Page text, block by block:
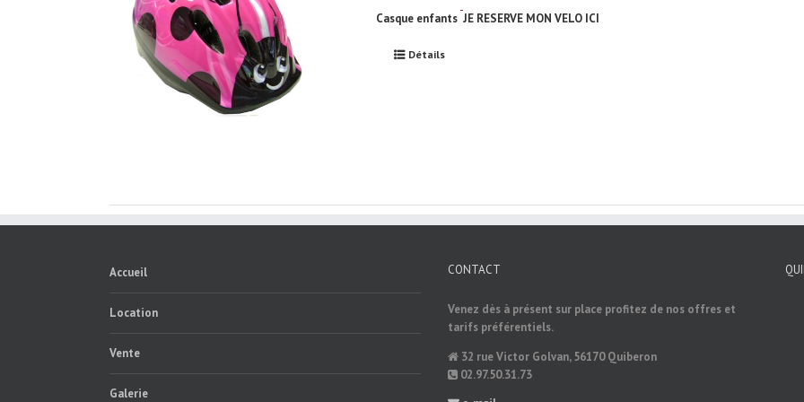
Casque enfants JE RESERVE MON VELO ICI
Détails
Accueil
Location
Vente
Galerie
CONTACT
Venez dès à présent sur place profitez de nos offres et
tarifs préférentiels.
32 rue Victor Golvan, 56170 Quiberon
02.97.50.31.73